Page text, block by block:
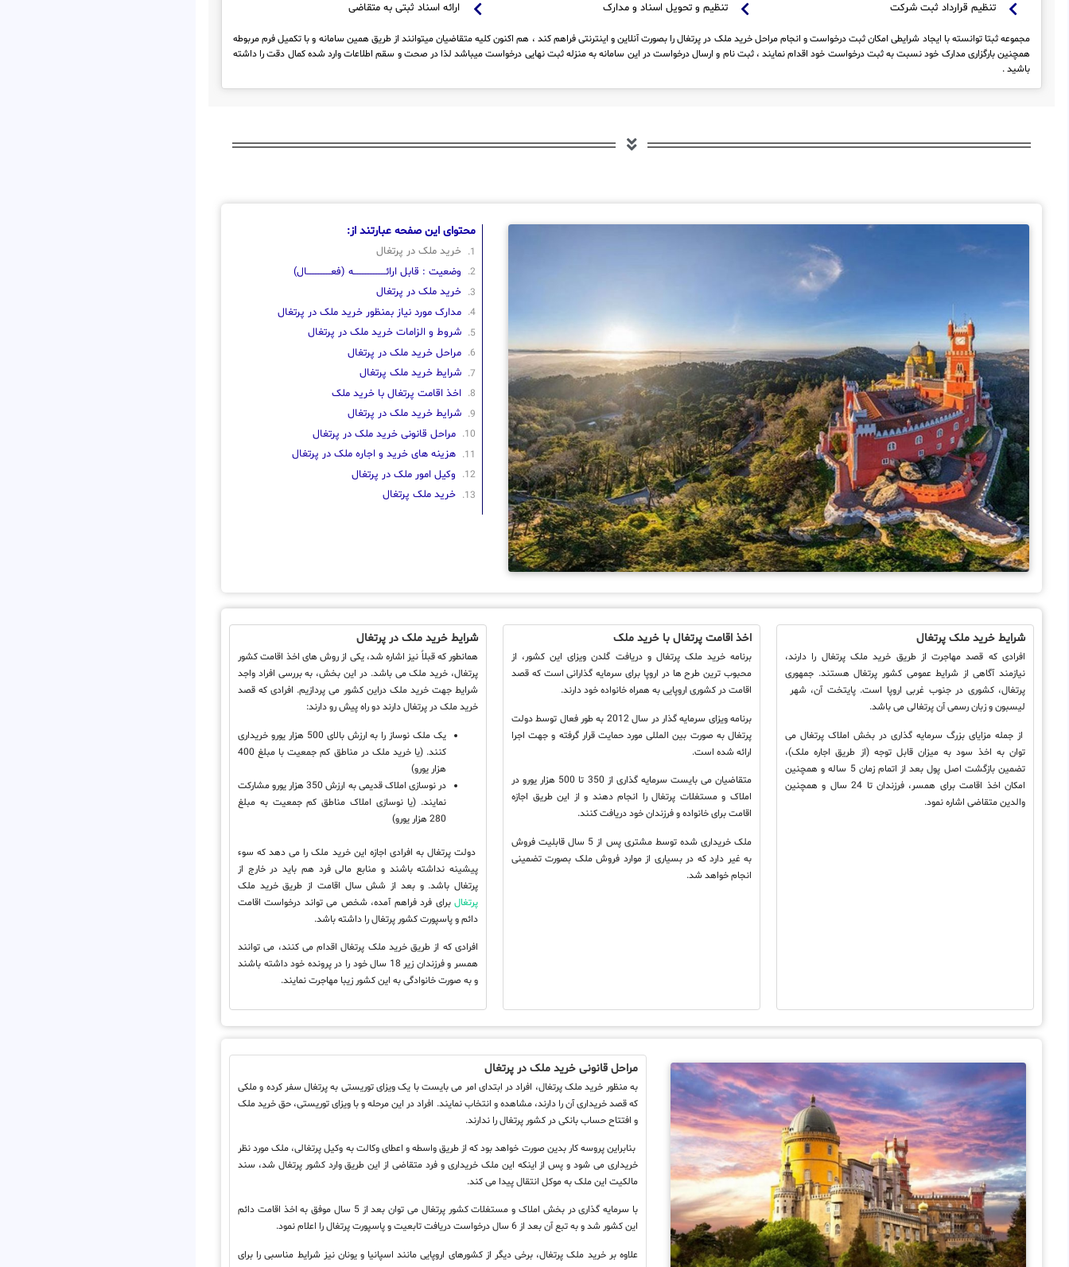
تنظیم قرارداد ثبت شرکت
تنظیم و تحویل اسناد و مدارک
ارائه اسناد ثبتی به متقاضی
مجموعه ثبتا توانسته با ایجاد شرایطی امکان ثبت درخواست و انجام مراحل خرید ملک در پرتغال را بصورت آنلاین و اینترنتی فراهم کند ، هم اکنون کلیه متقاضیان میتوانند از طریق همین سامانه و با تکمیل فرم مربوطه
همچنین بارگزاری مدارک خود نسبت به ثبت درخواست خود اقدام نمایند ، ثبت نام و ارسال درخواست در این سامانه به منزله ثبت نهایی درخواست میباشد لذا در صحت و سقم اطلاعات وارد شده کمال دقت را داشته
باشید .
محتوای این صفحه عبارتند از:
خرید ملک در پرتغال
وضعیت : قابل ارائــــــــــــــــــــه (فعـــــــــــــــال)
خرید ملک در پرتغال
مدارک مورد نیاز بمنظور خرید ملک در پرتغال
شروط و الزامات خرید ملک در پرتغال
مراحل خرید ملک در پرتغال
شرایط خرید ملک پرتغال
اخذ اقامت پرتغال با خرید ملک
شرایط خرید ملک در پرتغال
مراحل قانونی خرید ملک در پرتغال
هزینه های خرید و اجاره ملک در پرتغال
وکیل امور ملک در پرتغال
خرید ملک پرتغال
شرایط خرید ملک پرتغال
افرادی که قصد مهاجرت از طریق خرید ملک پرتغال را دارند،
نیازمند آگاهی از شرایط عمومی کشور پرتغال هستند. جمهوری
پرتغال، کشوری در جنوب غربی اروپا است. پایتخت آن، شهر
لیسبون و زبان رسمی آن پرتغالی می باشد.
از جمله مزایای بزرگ سرمایه گذاری در بخش املاک پرتغال می
توان به اخذ سود به میزان قابل توجه (از طریق اجاره ملک)،
تضمین بازگشت اصل پول بعد از اتمام زمان 5 ساله و همچنین
امکان اخذ اقامت برای همسر، فرزندان تا 24 سال و همچنین
والدین متقاضی اشاره نمود.
اخذ اقامت پرتغال با خرید ملک
برنامه خرید ملک پرتغال و دریافت گلدن ویزای این کشور، از
محبوب ترین طرح ها در اروپا برای سرمایه گذارانی است که قصد
اقامت در کشوری اروپایی به همراه خانواده خود دارند.
برنامه ویزای سرمایه گذار در سال 2012 به طور فعال توسط دولت
پرتغال به صورت بین المللی مورد حمایت قرار گرفته و جهت اجرا
ارائه شده است.
متقاضیان می بایست سرمایه گذاری از 350 تا 500 هزار یورو در
املاک و مستغلات پرتغال را انجام دهند و از این طریق اجازه
اقامت برای خانواده و فرزندان خود دریافت کنند.
ملک خریداری شده توسط مشتری پس از 5 سال قابلیت فروش
به غیر دارد که در بسیاری از موارد فروش ملک بصورت تضمینی
انجام خواهد شد.
شرایط خرید ملک در پرتغال
همانطور که قبلاً نیز اشاره شد، یکی از روش های اخذ اقامت کشور
پرتغال، خرید ملک می باشد. در این بخش، به بررسی افراد واجد
شرایط جهت خرید ملک دراین کشور می پردازیم. افرادی که قصد
خرید ملک در پرتغال دارند دو راه پیش رو دارند:
یک ملک نوساز را به ارزش بالای 500 هزار یورو خریداری
کنند. (یا خرید ملک در مناطق کم جمعیت با مبلغ 400
هزار یورو)
در نوسازی املاک قدیمی به ارزش 350 هزار یورو مشارکت
نمایند. (یا نوسازی املاک مناطق کم جمعیت به مبلغ
280 هزار یورو)
دولت پرتغال به افرادی اجازه این خرید ملک را می دهد که سوء
پیشینه نداشته باشند و منابع مالی فرد هم باید در خارج از
پرتغال باشد. و بعد از شش سال اقامت از طریق خرید ملک
پرتغالبرای فرد فراهم آمده، شخص می تواند درخواست اقامت
دائم و پاسپورت کشور پرتغال را داشته باشد.
افرادی که از طریق خرید ملک پرتغال اقدام می کنند، می توانند
همسر و فرزندان زیر 18 سال خود را در پرونده خود داشته باشند
و به صورت خانوادگی به این کشور زیبا مهاجرت نمایند.
مراحل قانونی خرید ملک در پرتغال
به منظور خرید ملک پرتغال، افراد در ابتدای امر می بایست با یک ویزای توریستی به پرتغال سفر کرده و ملکی
که قصد خریداری آن را دارند، مشاهده و انتخاب نمایند. افراد در این مرحله و با ویزای توریستی، حق خرید ملک
و افتتاح حساب بانکی در کشور پرتغال را ندارند.
بنابراین پروسه کار بدین صورت خواهد بود که از طریق واسطه و اعطای وکالت به وکیل پرتغالی، ملک مورد نظر
خریداری می شود و پس از اینکه این ملک خریداری و فرد متقاضی از این طریق وارد کشور پرتغال شد، سند
مالکیت این ملک به موکل انتقال پیدا می کند.
با سرمایه گذاری در بخش املاک و مستغلات کشور پرتغال می توان بعد از 5 سال موفق به اخذ اقامت دائم
این کشور شد و به تبع آن بعد از 6 سال درخواست دریافت تابعیت و پاسپورت پرتغال را اعلام نمود.
علاوه بر خرید ملک پرتغال، برخی دیگر از کشورهای اروپایی مانند اسپانیا و یونان نیز شرایط مناسبی را برای